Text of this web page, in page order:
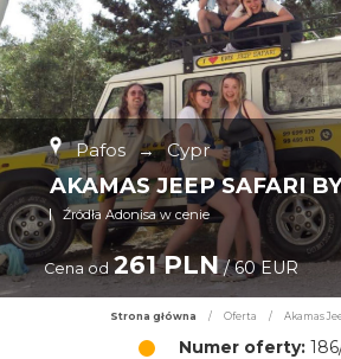
Pafos → Cypr
AKAMAS JEEP SAFARI
Źródła Adonisa w cenie
Cena od 261 PLN/ 60 EUR
Strona główna / Oferta / Akamas
Numer oferty: